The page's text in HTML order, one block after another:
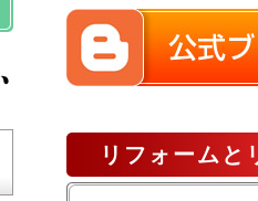
リフォームと